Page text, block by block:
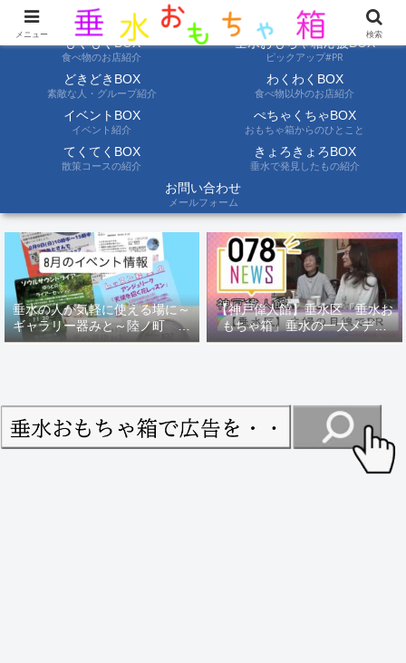
ようこそ垂水おもちゃ箱へ。垂水の情報を自分たちの目でみて聞いて伝えます
もぐもぐBOX
食べ物のお店紹介
垂水おもちゃ箱応援BOX
ピックアップ#PR
どきどきBOX
素敵な人・グループ紹介
わくわくBOX
食べ物以外のお店紹介
イベントBOX
イベント紹介
ぺちゃくちゃBOX
おもちゃ箱からのひとこと
てくてくBOX
散策コースの紹介
きょろきょろBOX
垂水で発見したもの紹介
お問い合わせ
メールフォーム
垂水の人が気軽に使える場に～
ギャラリー器みと～陸ノ町 ８
月のイベント情報
【神戸偉人館】垂水区「垂水お
もちゃ箱」垂水の一大メディ
ア！？｜神戸の魅力を凸インタ
メニュー 検索